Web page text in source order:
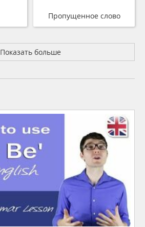
Пропущенное слово
Показать больше